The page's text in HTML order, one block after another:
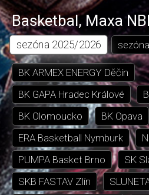
Basketbal,Maxa
sezóna 2025/2026 sezóna
BK ARMEX ENERGY Děčín
BK GAPA Hradec Králové
BK Olomoucko
BK Opava
ERA Basketball Nymburk
PUMPA Basket Brno
SK
SKB FASTAV Zlín